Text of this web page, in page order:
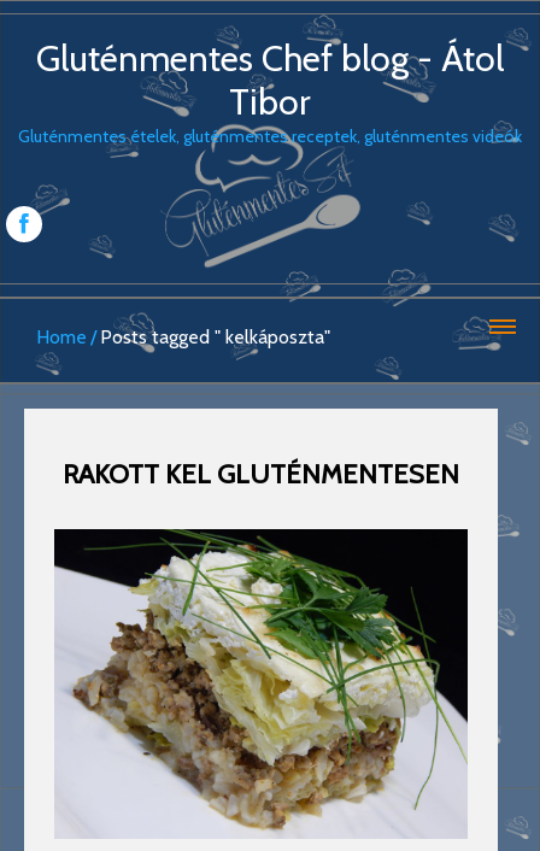
Gluténmentes Chef blog - Átol
Tibor
Gluténmentes ételek, gluténmentes receptek, gluténmentes videók
Home Posts tagged " kelkáposzta"
RAKOTT KEL GLUTÉNMENTESEN